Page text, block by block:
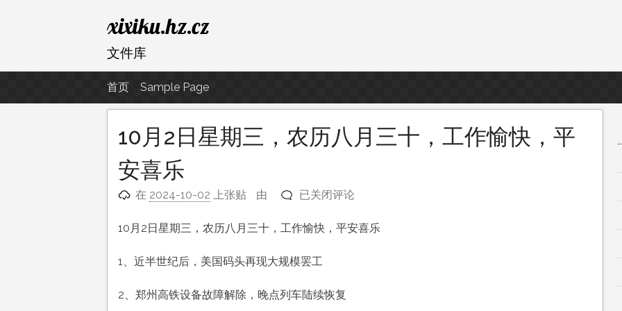
至
内
xixiku.hz.cz
文件库
首页 Sample Page
10月2日星期三，农历八月三十，工作愉快，平
安喜乐
在 2024-10-02 上张贴 由
10
2
星
三，
已关闭评论
10月2日星期三，农历八月三十，工作愉快，平安喜乐
1、近半世纪后，美国码头再现大规模罢工
2、郑州高铁设备故障解除，晚点列车陆续恢复